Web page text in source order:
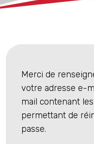
Merci de
votre adresse e-
mail contenant
permettant de
passe.